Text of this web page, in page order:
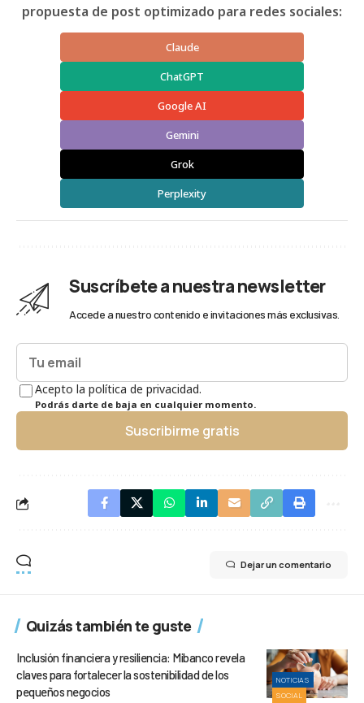
propuesta de post optimizado para redes sociales:
Claude
ChatGPT
Google AI
Gemini
Grok
Perplexity
Suscríbete a nuestra newsletter
Accede a nuestro contenido e invitaciones más exclusivas.
Acepto la política de privacidad.
Podrás darte de baja en cualquier momento.
Suscribirme gratis
Dejar un comentario
Quizás también te guste
NOTICIAS
SOCIAL
Inclusión financiera y resiliencia: Mibanco revela
claves para fortalecer la sostenibilidad de los
pequeños negocios